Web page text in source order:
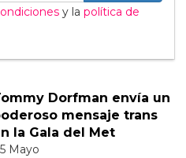
y la política de
Dorfman envía un
mensaje trans
la Gala del Met
Mayo